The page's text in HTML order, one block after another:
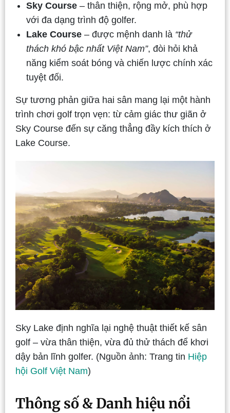
Sky Course – thân thiện, rộng mở, phù hợp
với đa dạng trình độ golfer.
Lake Course – được mệnh danh là “thử
thách khó bậc nhất Việt Nam”, đòi hỏi khả
năng kiểm soát bóng và chiến lược chính xác
tuyệt đối.
Sự tương phản giữa hai sân mang lại một hành
trình chơi golf trọn vẹn: từ cảm giác thư giãn ở
Sky Course đến sự căng thẳng đầy kích thích ở
Lake Course.
Sky Lake định nghĩa lại nghệ thuật thiết kế sân
golf – vừa thân thiện, vừa đủ thử thách để khơi
dậy bản lĩnh golfer. (Nguồn ảnh: Trang tin Hiệp
hội Golf Việt Nam)
Thông số & Danh hiệu nổi